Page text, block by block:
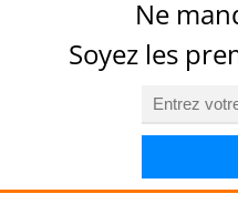
Ne
Soyez les